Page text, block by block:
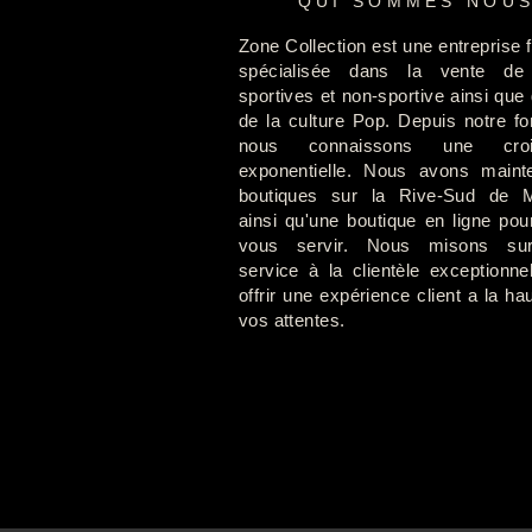
Zone Collection est une entreprise
spécialisée dans la vente de
sportives et non-sportive ainsi que
de la culture Pop. Depuis notre
nous connaissons une
exponentielle. Nous avons
boutiques sur la Rive-Sud de
ainsi qu'une boutique en ligne
vous servir. Nous misons
service à la clientèle
offrir une expérience client a la
vos attentes.